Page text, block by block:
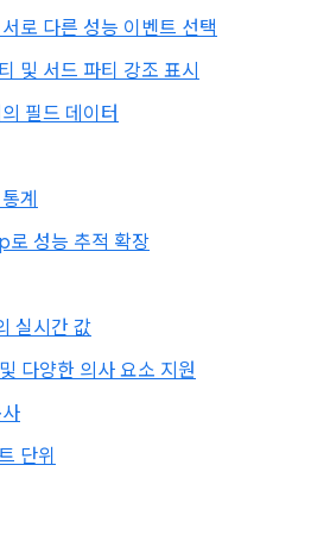
로 다른 성능 이벤트 선택
및 서드 파티 강조 표시
필드 데이터
계
성능 추적 확장
실시간 값
다양한 의사 요소 지원
단위